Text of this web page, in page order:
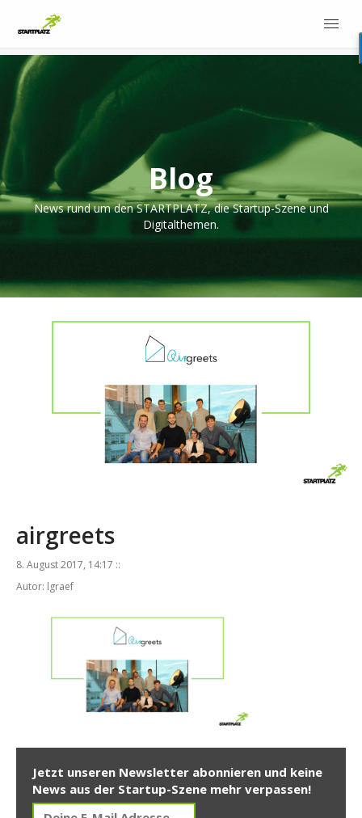
Blog
News rund um den STARTPLATZ, die Startup-Szene und
Digitalthemen.
airgreets
8. August 2017, 14:17 ::
Autor: lgraef
Jetzt unseren Newsletter abonnieren und keine
News aus der Startup-Szene mehr verpassen!